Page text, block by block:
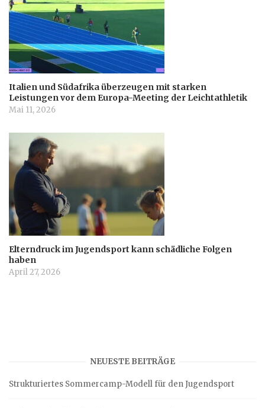
Italien und Südafrika überzeugen mit starken
Leistungen vor dem Europa-Meeting der Leichtathletik
Mai 11, 2026
Elterndruck im Jugendsport kann schädliche Folgen
haben
April 27, 2026
NEUESTE BEITRÄGE
Strukturiertes Sommercamp-Modell für den Jugendsport